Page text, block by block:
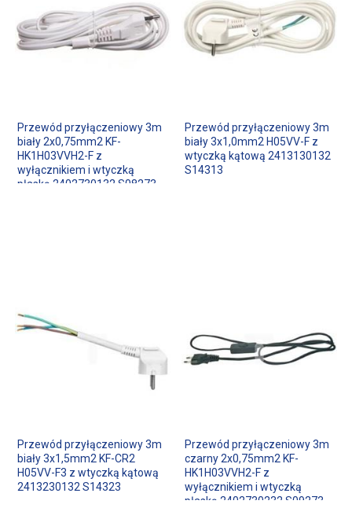
Przewód przyłączeniowy 3m
biały 2x0,75mm2 KF-
HK1H03VVH2-F z
wyłącznikiem i wtyczką
płaską 2402730132 S08273
Przewód przyłączeniowy 3m
biały 3x1,0mm2 H05VV-F z
wtyczką kątową 2413130132
S14313
Przewód przyłączeniowy 3m
biały 3x1,5mm2 KF-CR2
H05VV-F3 z wtyczką kątową
2413230132 S14323
Przewód przyłączeniowy 3m
czarny 2x0,75mm2 KF-
HK1H03VVH2-F z
wyłącznikiem i wtyczką
płaską 2402730232 S09273